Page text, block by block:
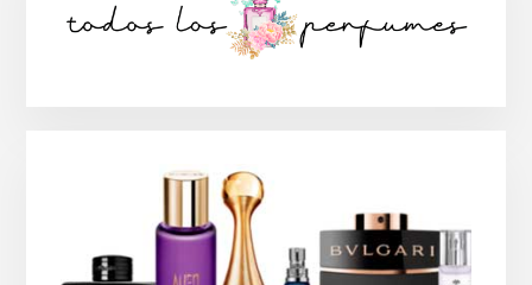
lateral